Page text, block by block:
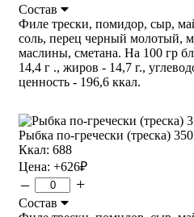
Состав
Филе трески, помидор, сыр,
соль, перец черный молотый,
маслины, сметана. На 100 гр
14,4 г ., жиров - 14,7 г.,
ценность - 196,6 ккал.
Рыбка по-гречески (треска)
Ккал: 688
Цена: +626₽
– +
Состав